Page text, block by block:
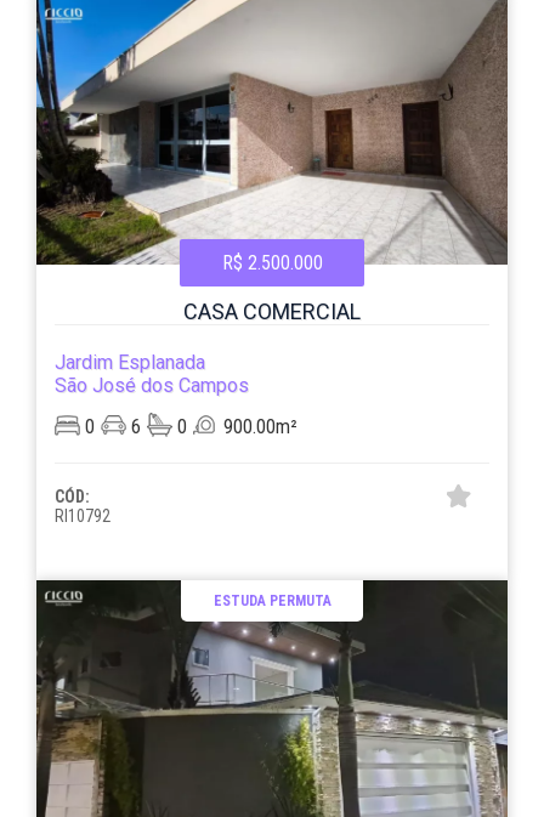
R$ 2.500.000
CASA COMERCIAL
Jardim Esplanada
São José dos Campos
0
6 0 900.00m²
CÓD:
RI10792
ESTUDA PERMUTA